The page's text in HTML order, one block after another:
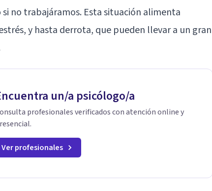
no trabajáramos. Esta situación alimenta
y hasta derrota, que pueden llevar a un gran
un/a psicólogo/a
profesionales verificados con atención online y
Ver profesionales